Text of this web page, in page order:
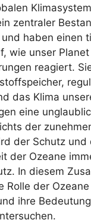
zentraler
haben einen
wie unser
reagiert.
das Klima
eine
der
der Schutz und
der Ozeane
In diesem
Rolle der Ozeane
ihre